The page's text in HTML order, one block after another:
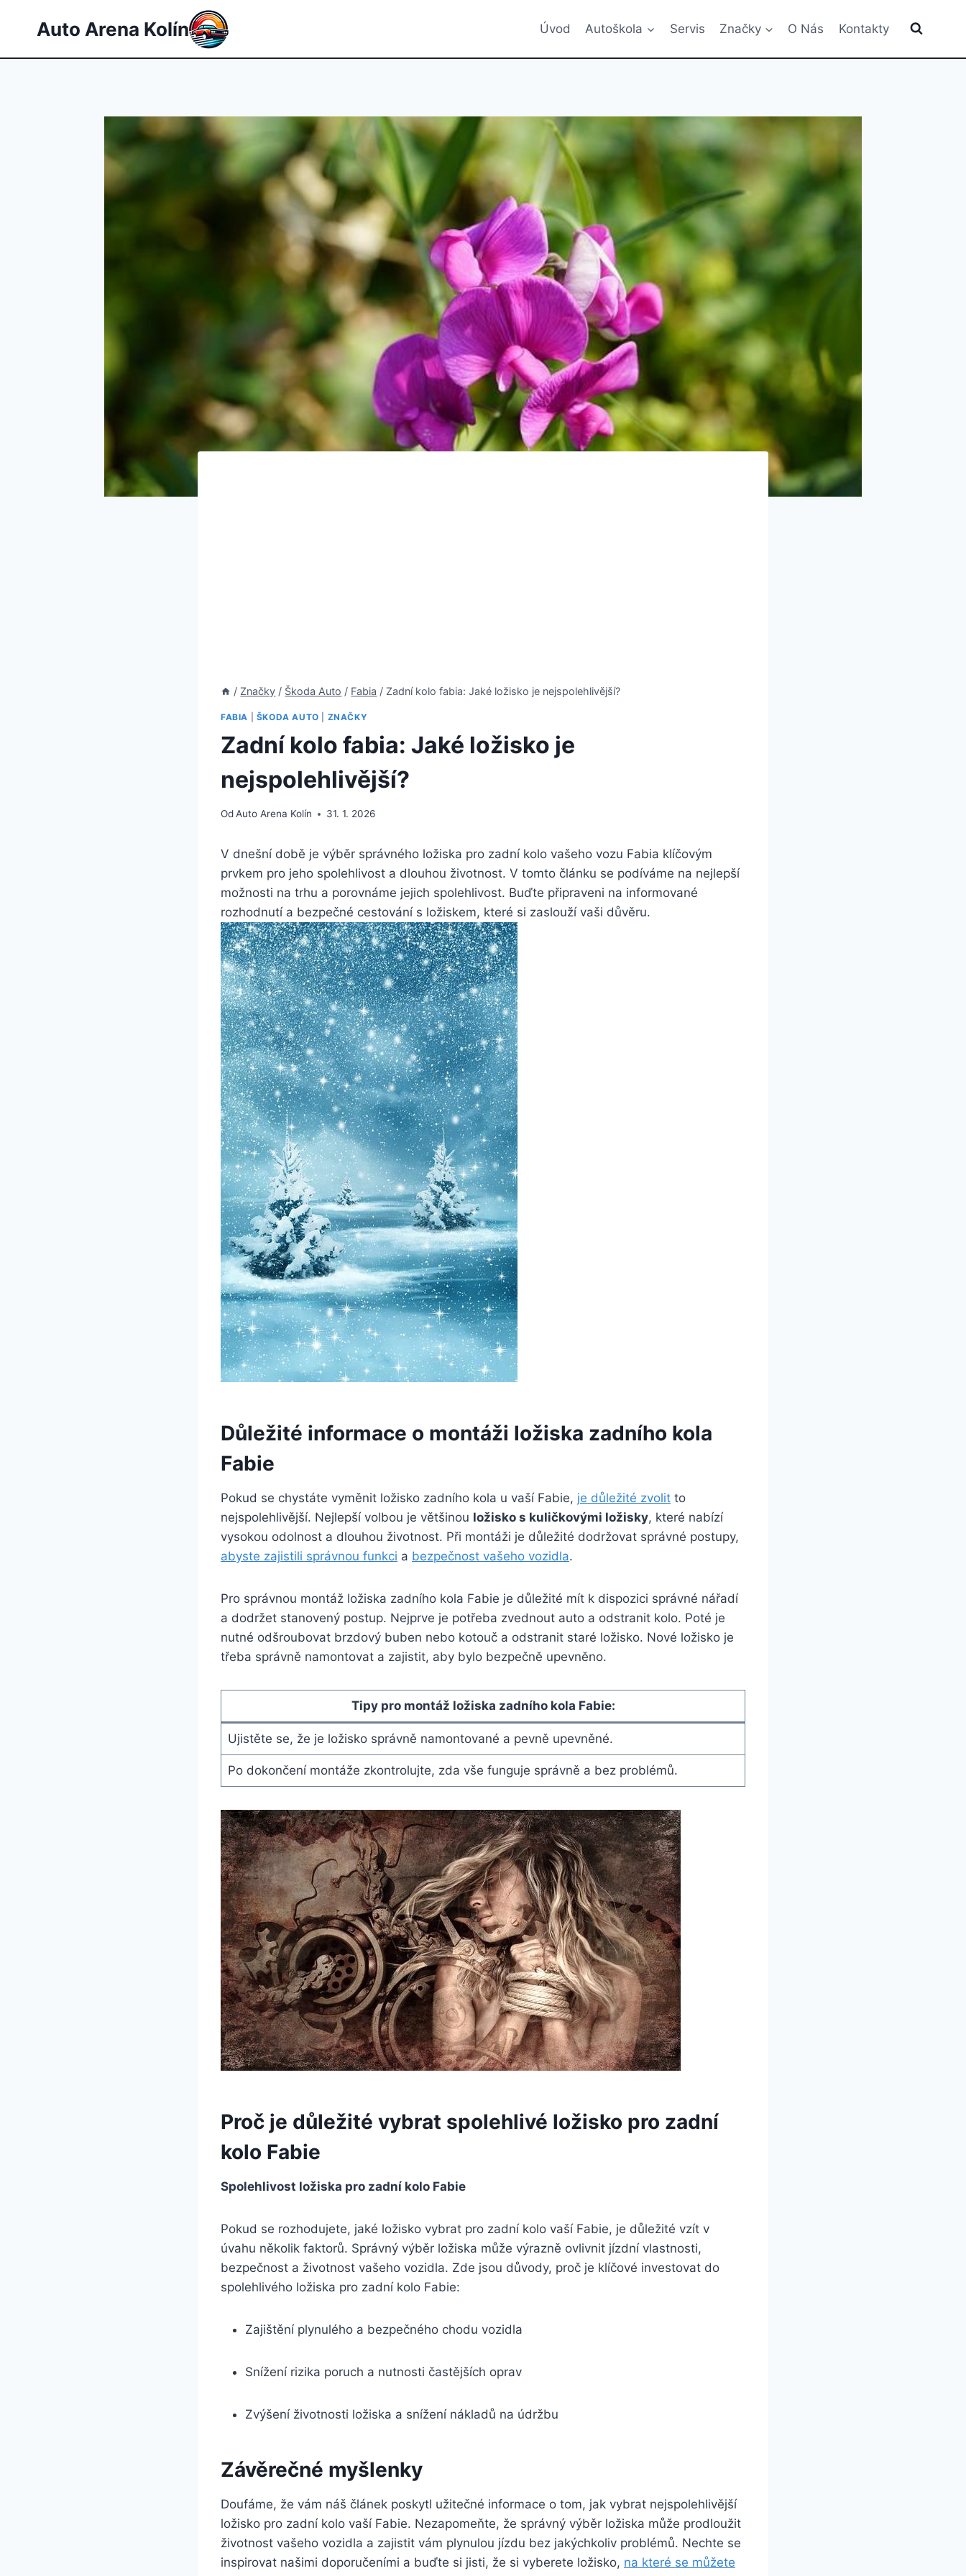
Auto Arena Kolín Úvod Autoškola Servis Značky O Nás Kontakty
/ Značky / Škoda Auto / Fabia / Zadní kolo fabia: Jaké ložisko je nejspolehlivější?
FABIA ŠKODA AUTO ZNAČKY
Zadní kolo fabia: Jaké ložisko je
nejspolehlivější?
OdAuto Arena Kolín 31. 1. 2026
V dnešní době je výběr správného ložiska pro zadní kolo vašeho vozu Fabia klíčovým
prvkem pro jeho spolehlivost a dlouhou životnost. V tomto článku se podíváme na nejlepší
možnosti na trhu a porovnáme jejich spolehlivost. Buďte připraveni na informované
rozhodnutí a bezpečné cestování s ložiskem, které si zaslouží vaši důvěru.
Důležité informace o montáži ložiska zadního kola
Fabie
Pokud se chystáte vyměnit ložisko zadního kola u vaší Fabie, je důležité zvolit to
nejspolehlivější. Nejlepší volbou je většinou ložisko s kuličkovými ložisky, které nabízí
vysokou odolnost a dlouhou životnost. Při montáži je důležité dodržovat správné postupy,
abyste zajistili správnou funkci a bezpečnost vašeho vozidla.
Pro správnou montáž ložiska zadního kola Fabie je důležité mít k dispozici správné nářadí
a dodržet stanovený postup. Nejprve je potřeba zvednout auto a odstranit kolo. Poté je
nutné odšroubovat brzdový buben nebo kotouč a odstranit staré ložisko. Nové ložisko je
třeba správně namontovat a zajistit, aby bylo bezpečně upevněno.
Tipy pro montáž ložiska zadního kola Fabie:
Ujistěte se, že je ložisko správně namontované a pevně upevněné.
Po dokončení montáže zkontrolujte, zda vše funguje správně a bez problémů.
Proč je důležité vybrat spolehlivé ložisko pro zadní
kolo Fabie
Spolehlivost ložiska pro zadní kolo Fabie
Pokud se rozhodujete, jaké ložisko vybrat pro zadní kolo vaší Fabie, je důležité vzít v
úvahu několik faktorů. Správný výběr ložiska může výrazně ovlivnit jízdní vlastnosti,
bezpečnost a životnost vašeho vozidla. Zde jsou důvody, proč je klíčové investovat do
spolehlivého ložiska pro zadní kolo Fabie:
Zajištění plynulého a bezpečného chodu vozidla
Snížení rizika poruch a nutnosti častějších oprav
Zvýšení životnosti ložiska a snížení nákladů na údržbu
Závěrečné myšlenky
Doufáme, že vám náš článek poskytl užitečné informace o tom, jak vybrat nejspolehlivější
ložisko pro zadní kolo vaší Fabie. Nezapomeňte, že správný výběr ložiska může prodloužit
životnost vašeho vozidla a zajistit vám plynulou jízdu bez jakýchkoliv problémů. Nechte se
inspirovat našimi doporučeními a buďte si jisti, že si vyberete ložisko, na které se můžete